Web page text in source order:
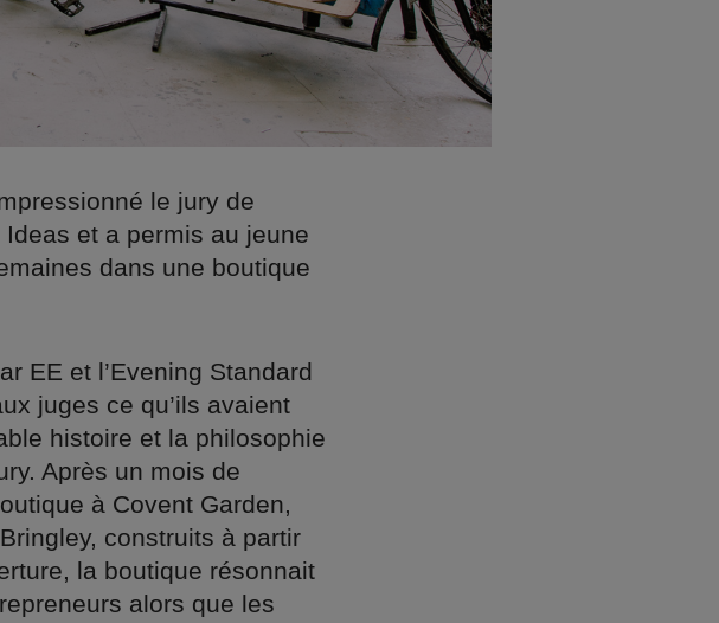
le jury de
et a permis au jeune
dans une boutique
EE et l’Evening Standard
juges ce qu’ils avaient
histoire et la philosophie
Après un mois de
à Covent Garden,
construits à partir
la boutique résonnait
alors que les